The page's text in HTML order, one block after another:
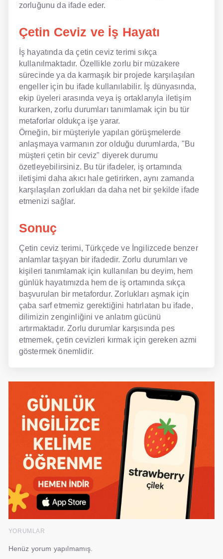
zorluğunu da ifade eder.
Çetin Ceviz ve İş Hayatı
İş hayatında da çetin ceviz terimi sıkça
kullanılmaktadır. Özellikle zorlu bir müzakere
sürecinde ya da karmaşık bir projede karşılaşılan
engeller için bu ifade kullanılabilir. İş dünyasında,
ekip üyeleri arasında veya iş ortaklarıyla iletişim
kurarken, zorlu durumları tanımlamak için bu tür
metaforlar oldukça işe yarar.
Örneğin, bir müşteriyle yapılan görüşmelerde
anlaşmaya varmanın zor olduğu durumlarda, "Bu
müşteri çetin bir ceviz" diyerek durumu
özetleyebilirsiniz. Bu tür ifadeler, iş ortamında
iletişimi daha akıcı hale getirirken, aynı zamanda
karşılaşılan zorlukları da daha net bir şekilde ifade
etmenizi sağlar.
Sonuç
Çetin ceviz terimi, Türkçede ve İngilizcede benzer
anlamlar taşıyan bir ifadedir. Zorlu durumları ve
kişileri tanımlamak için kullanılan bu deyim, hem
günlük hayatımızda hem de iş ortamında sıkça
başvurulan bir metafordur. Zorlukları aşmak için
çaba sarf etmemiz gerektiğini hatırlatan bu ifade,
dilimizin zenginliğini ve anlatım gücünü
artırmaktadır. Zorlu durumlar karşısında pes
etmemek, çetin cevizleri kırmak için gereken azmi
göstermek önemlidir.
YORUMLAR
Henüz yorum yapılmamış.